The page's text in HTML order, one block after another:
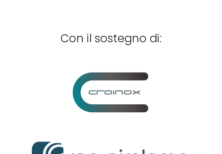
Con il sostegno di: